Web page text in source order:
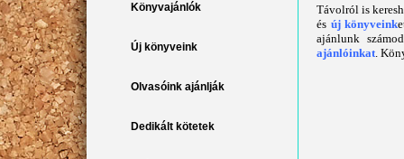
Könyvajánlók
Új könyveink
Olvasóink ajánlják
Dedikált kötetek
Távolról is
és új könyveink
ajánlunk
ajánlóinkat.